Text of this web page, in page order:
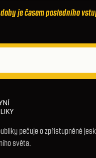
je časem posledního
pečuje o zpřístupněné
světa.